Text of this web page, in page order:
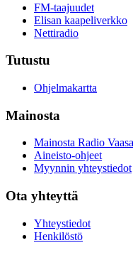
FM-taajuudet
Elisan kaapeliverkko
Nettiradio
Tutustu
Ohjelmakartta
Mainosta
Mainosta Radio
Aineisto-ohjeet
Myynnin yhteystiedot
Ota yhteyttä
Yhteystiedot
Henkilöstö